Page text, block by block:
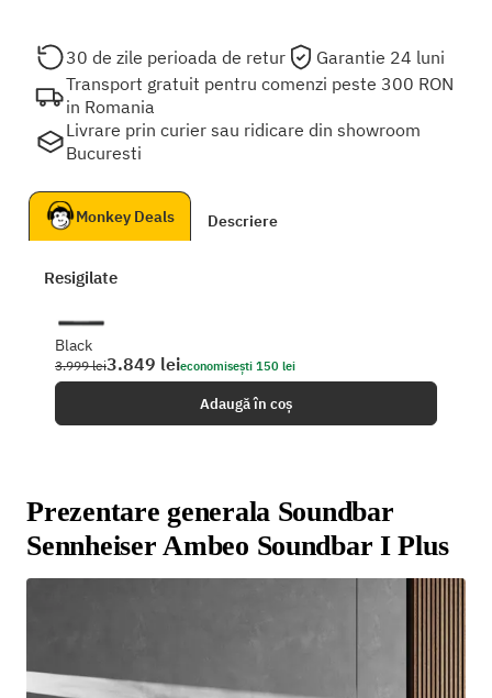
30 de zile perioada de retur
Garantie 24 luni
Transport gratuit pentru comenzi peste 300 RON
in Romania
Livrare prin curier sau ridicare din showroom
Bucuresti
Monkey Deals Descriere
Resigilate
Black
3.999 lei3.849 leieconomisești 150 lei
Adaugă în coș
Prezentare generala Soundbar
Sennheiser Ambeo Soundbar I Plus